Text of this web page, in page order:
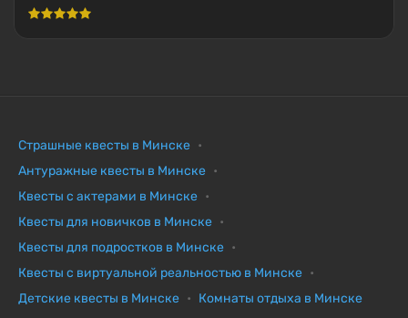
Страшные квесты в Минске
Антуражные квесты в Минске
Квесты с актерами в Минске
Квесты для новичков в Минске
Квесты для подростков в Минске
Квесты с виртуальной реальностью в Минске
Детские квесты в Минске
Комнаты отдыха в Минске